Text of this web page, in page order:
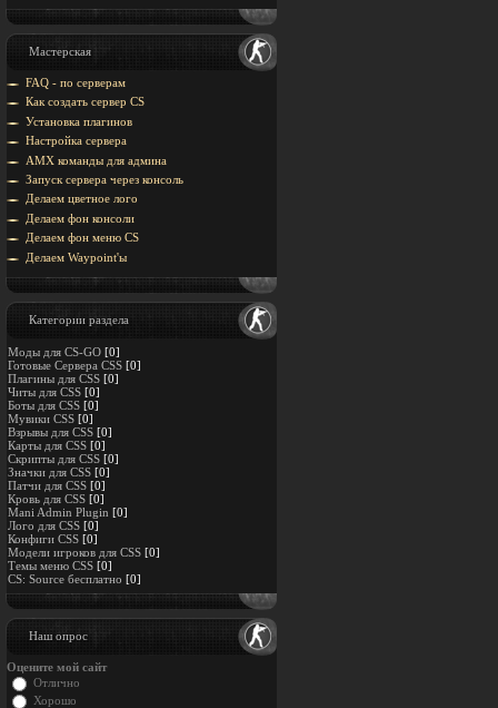
Мастерская
FAQ - по серверам
Как создать сервер CS
Установка плагинов
Настройка сервера
AMX команды для админа
Запуск сервера через консоль
Делаем цветное лого
Делаем фон консоли
Делаем фон меню CS
Делаем Waypoint'ы
Категории раздела
Моды для CS-GO [0]
Готовые Сервера CSS [0]
Плагины для CSS [0]
Читы для CSS [0]
Боты для CSS [0]
Мувики CSS [0]
Взрывы для CSS [0]
Карты для CSS [0]
Скрипты для CSS [0]
Значки для CSS [0]
Патчи для CSS [0]
Кровь для CSS [0]
Mani Admin Plugin [0]
Лого для CSS [0]
Конфиги CSS [0]
Модели игроков для CSS [0]
Темы меню CSS [0]
CS: Source бесплатно [0]
Наш опрос
Оцените мой сайт
Отлично
Хорошо